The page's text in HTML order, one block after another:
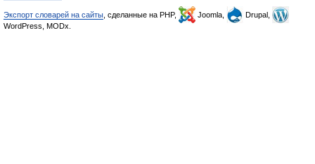
Экспорт словарей на сайты , сделанные на PHP, Joomla,
Drupal,
WordPress, MODx.